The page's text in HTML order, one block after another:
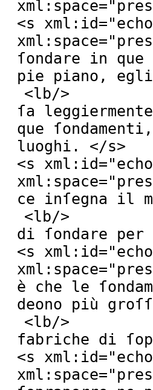
xml:space="
<s xml:id="
xml:space="
ſondare in
pie piano,
<lb/>
ſa
que
luoghi. </s>
<s xml:id="
xml:space="
ce inſegna il
<lb/>
di ſondare
<s xml:id="
xml:space="
è che le
deono più
<lb/>
fabriche di
<s xml:id="
xml:space="